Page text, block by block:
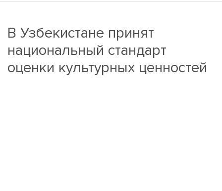
В Узбекистане принят
национальный стандарт
оценки культурных ценностей